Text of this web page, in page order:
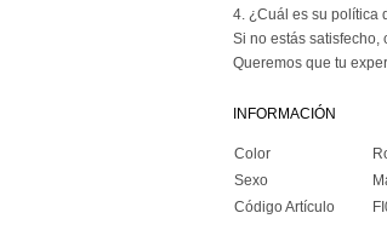
4. ¿Cuál es su política
Si no estás
Queremos que tu
INFORMACIÓN
Color
Sexo
Código Artículo